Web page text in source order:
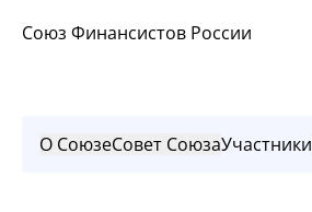
Союз Финансистов России
О СоюзеСовет СоюзаУчастники